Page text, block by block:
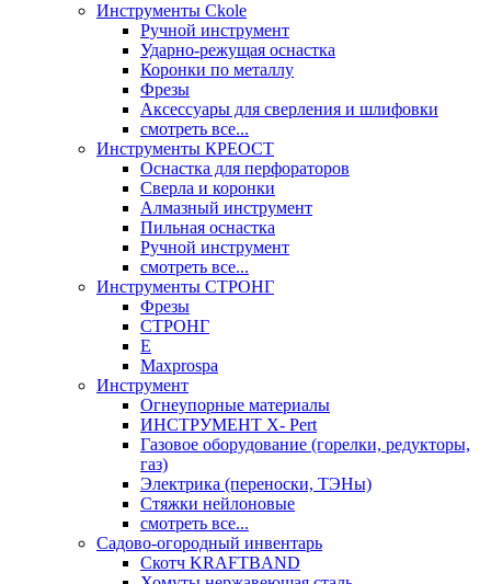
Инструменты Ckole
Ручной инструмент
Ударно‑режущая оснастка
Коронки по металлу
Фрезы
Аксессуары для сверления и шлифовки
смотреть все...
Инструменты КРЕОСТ
Оснастка для перфораторов
Сверла и коронки
Алмазный инструмент
Пильная оснастка
Ручной инструмент
смотреть все...
Инструменты СТРОНГ
Фрезы
СТРОНГ
Е
Maxprospa
Инструмент
Огнеупорные материалы
ИНСТРУМЕНТ X- Pert
Газовое оборудование (горелки, редукторы,
газ)
Электрика (переноски, ТЭНы)
Стяжки нейлоновые
смотреть все...
Садово-огородный инвентарь
Скотч KRAFTBAND